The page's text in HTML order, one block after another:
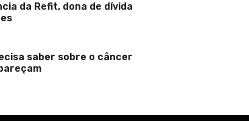
da Refit, dona de dívida
saber sobre o câncer